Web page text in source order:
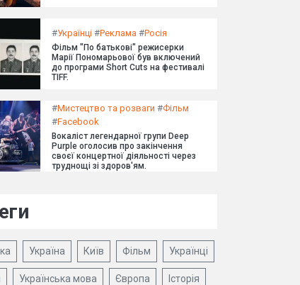
#Українці #Реклама #Росія
Фільм "По батькові" режисерки
Марії Пономарьової був включений
до програми Short Cuts на фестивалі
TIFF.
#Мистецтво та розваги #Фільм
#Facebook
Вокаліст легендарної групи Deep
Purple оголосив про закінчення
своєї концертної діяльності через
труднощі зі здоров'ям.
Україна Київ Фільм Українці
Українська мова Європа Історія